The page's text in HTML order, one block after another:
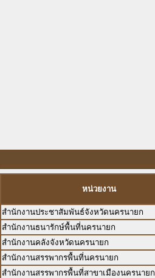
หน่วยงาน
สำนักงานประชาสัมพันธ์จังหวัดนครนายก
สำนักงานธนารักษ์พื้นที่นครนายก
สำนักงานคลังจังหวัดนครนายก
สำนักงานสรรพากรพื้นที่นครนายก
สำนักงานสรรพากรพื้นที่สาขาเมืองนครนายก